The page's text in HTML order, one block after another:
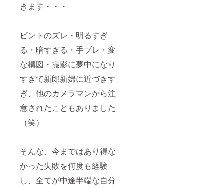
きます・・・
ピントのズレ・明るすぎ
る・暗すぎる・手ブレ・変
な構図・撮影に夢中になり
すぎて新郎新婦に近づきす
ぎ、他のカメラマンから注
意されたこともありました
（笑）
そんな、今まではあり得な
かった失敗を何度も経験
し、全てが中途半端な自分